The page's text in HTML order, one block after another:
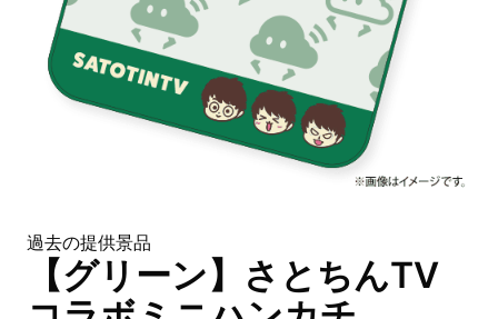
過去の提供景品
【グリーン】さとちんTV